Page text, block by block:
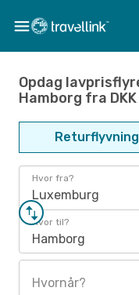
Opdag
Hamborg fra
Returflyvning
Hvor fra?
Luxemburg
Hvor til?
Hamborg
Hvornår?